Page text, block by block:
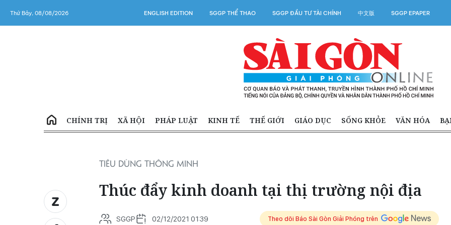
Thứ Bảy, 08/08/2026 ENGLISH EDITION SGGP THỂ THAO SGGP ĐẦU TƯ TÀI CHÍNH 中文版 SGGP EPAPER
CHÍNH TRỊ XÃ HỘI PHÁP LUẬT KINH TẾ THẾ GIỚI GIÁO DỤC SỐNG KHỎE VĂN HÓA
TIÊU DÙNG THÔNG MINH
Thúc đẩy kinh doanh tại thị trường nội địa
SGGP 02/12/2021 01:39 Theo dõi Báo Sài Gòn Giải Phóng trên